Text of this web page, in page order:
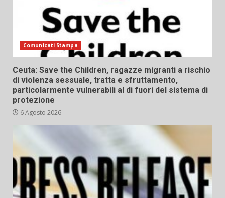
Comunicati Stampa
Ceuta: Save the Children, ragazze migranti a rischio
di violenza sessuale, tratta e sfruttamento,
particolarmente vulnerabili al di fuori del sistema di
protezione
6 Agosto 2026